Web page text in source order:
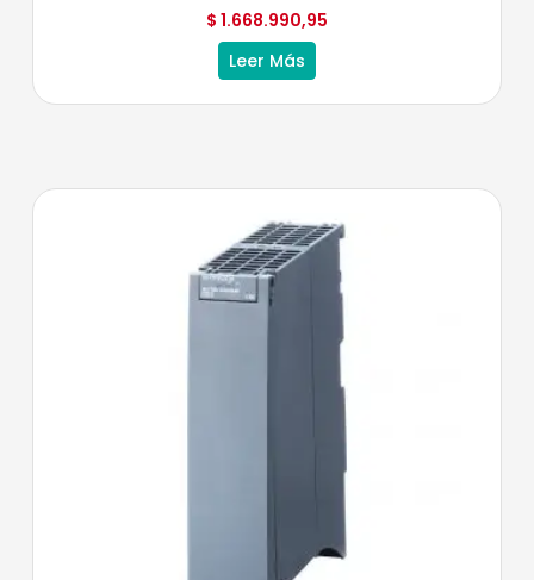
$ 1.668.990,95
Leer Más